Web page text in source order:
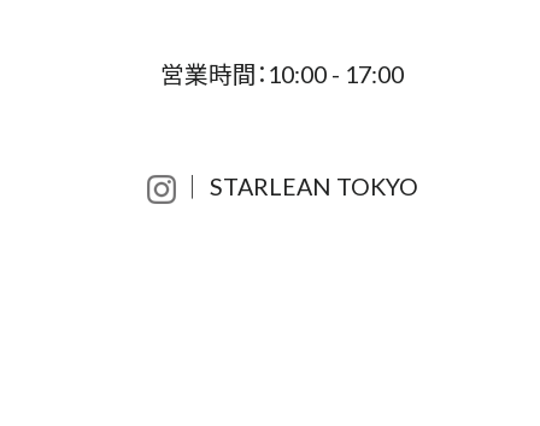
営業時間：10:00 - 17:00
│ STARLEAN TOKYO